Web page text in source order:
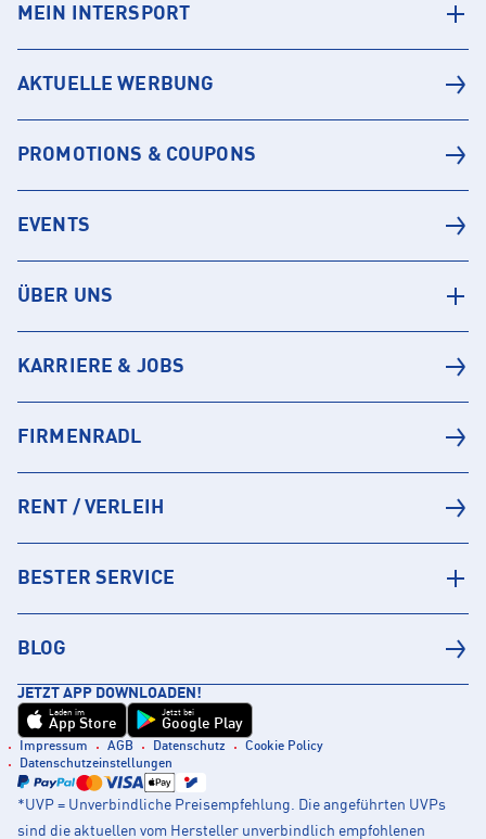
MEIN INTERSPORT
AKTUELLE WERBUNG
PROMOTIONS & COUPONS
EVENTS
ÜBER UNS
KARRIERE & JOBS
FIRMENRADL
RENT / VERLEIH
BESTER SERVICE
BLOG
JETZT APP DOWNLOADEN!
Laden im
App Store
Jetzt bei
Google Play
Impressum AGB Datenschutz
Cookie Policy
Datenschutzeinstellungen
*UVP = Unverbindliche Preisempfehlung. Die angeführten UVPs
sind die aktuellen vom Hersteller unverbindlich empfohlenen